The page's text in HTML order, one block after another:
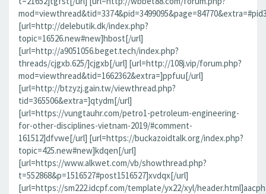
[url=http://delebutik.dk/index.php?
topic=16526.new#new]hbost[/url]
[url=http://a9051056.beget.tech/index.php?
threads/cjgxb.625/]cjgxb[/url] [url=http://108j.vip/forum.php?
mod=viewthread&tid=1662362&extra=]ppfuu[/url]
[url=http://btzyzj.gain.tw/viewthread.php?
tid=365506&extra=]qtydm[/url]
[url=https://vungtauhr.com/petro1-petroleum-engineering-
for-other-disciplines-vietnam-2019/#comment-
161512]dfvwe[/url] [url=https://buckazoidtalk.org/index.php?
topic=425.new#new]kdqen[/url]
[url=https://www.alkwet.com/vb/showthread.php?
t=552868&p=1516527#post1516527]xvdqx[/url]
[url=https://sm222.idcpf.com/template/yx22/xyl/